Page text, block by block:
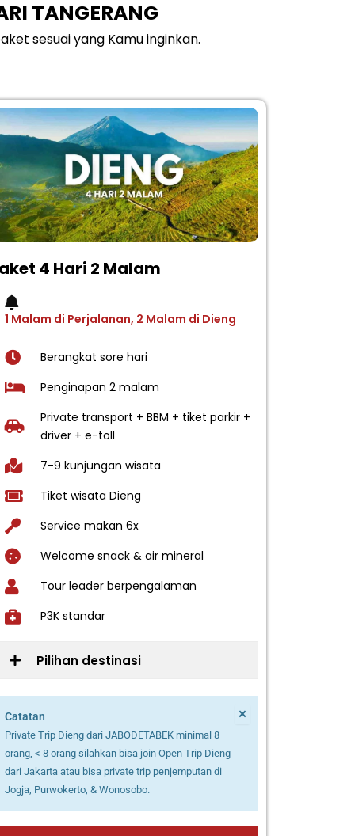
TANGERANG
sesuai yang Kamu inginkan.
4 Hari 2 Malam
1 Malam di Perjalanan, 2 Malam di Dieng
Berangkat sore hari
Penginapan 2 malam
Private transport + BBM + tiket parkir +
driver + e-toll
7-9 kunjungan wisata
Tiket wisata Dieng
Service makan 6x
Welcome snack & air mineral
Tour leader berpengalaman
P3K standar
Pilihan destinasi
Catatan
Private Trip Dieng dari JABODETABEK minimal 8
orang, < 8 orang silahkan bisa join Open Trip Dieng
dari Jakarta atau bisa private trip penjemputan di
Jogja, Purwokerto, & Wonosobo.
×